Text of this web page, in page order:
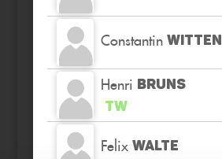
Constantin WITTEN
Henri BRUNS
TW
Felix WALTE